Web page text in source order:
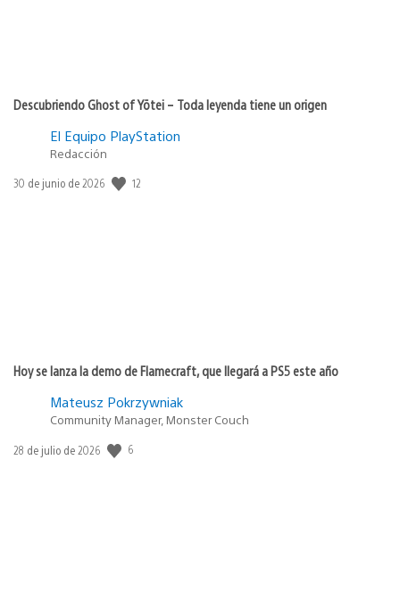
Descubriendo Ghost of Yōtei – Toda leyenda tiene un origen
El Equipo PlayStation
Redacción
Fecha
30 de junio de 2026 12
Hoy se lanza la demo de Flamecraft, que llegará a PS5 este año
Mateusz Pokrzywniak
Community Manager, Monster Couch
Fecha
28 de julio de 2026 6